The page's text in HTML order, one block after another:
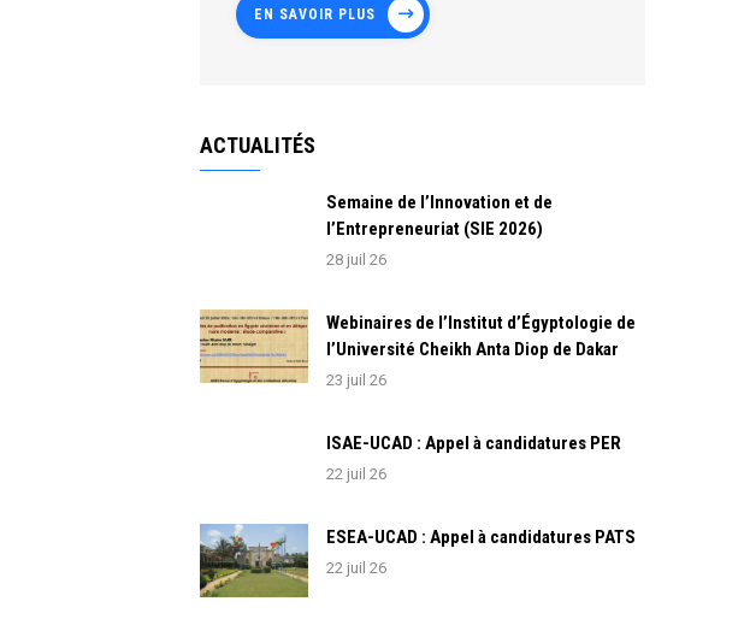
EN SAVOIR PLUS
ACTUALITÉS
Semaine de l’Innovation et de
l’Entrepreneuriat (SIE 2026)
28 juil 26
Webinaires de l’Institut d’Égyptologie de
l’Université Cheikh Anta Diop de Dakar
23 juil 26
ISAE-UCAD : Appel à candidatures PER
22 juil 26
ESEA-UCAD : Appel à candidatures PATS
22 juil 26